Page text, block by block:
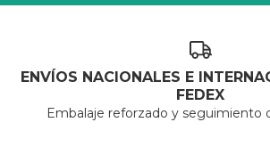
ENVÍOS NACIONALES E
FEDEX
Embalaje reforzado y seguimiento